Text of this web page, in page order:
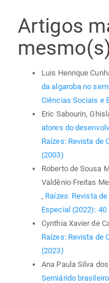
Artigos
Luis Henrique
da algaroba no
Ciências Sociais e
Eric Sabourin,
atores do
Raízes: Revista de
(2003)
Roberto de Sousa
Valdênio Freitas
, Raízes: Revista
Especial (2022):
Cynthia Xavier de
Raízes: Revista de
(2023)
Ana Paula Silva
Semiárido